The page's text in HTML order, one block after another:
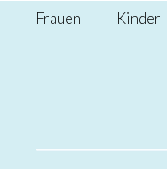
Frauen Kinder